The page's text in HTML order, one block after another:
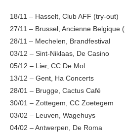
18/11 – Hasselt, Club AFF (try-out)
27/11 – Brussel, Ancienne Belgique
28/11 – Mechelen, Brandfestival
03/12 – Sint-Niklaas, De Casino
05/12 – Lier, CC De Mol
13/12 – Gent, Ha Concerts
28/01 – Brugge, Cactus Café
30/01 – Zottegem, CC Zoetegem
03/02 – Leuven, Wagehuys
04/02 – Antwerpen, De Roma